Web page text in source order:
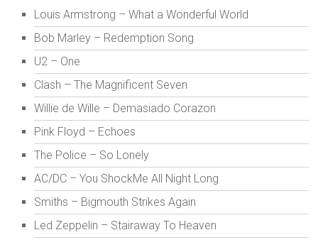
Louis Armstrong – What a Wonderful World
Bob Marley – Redemption Song
U2 – One
Clash – The Magnificent Seven
Willie de Wille – Demasiado Corazon
Pink Floyd – Echoes
The Police – So Lonely
AC/DC – You ShockMe All Night Long
Smiths – Bigmouth Strikes Again
Led Zeppelin – Stairaway To Heaven